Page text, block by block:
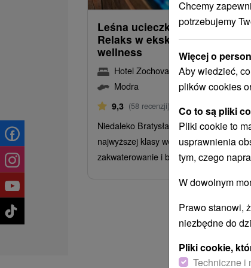
Leśna ucieczka dla ciała i
Relaks w ekskluzywnym
wellness
Hotel Zochova chata★★★★Modra
Modra
9,3 (58 recenzji) Od 2 Noce
Śniadanie
Niedaleko Bratysławy czeka na Ciebie
najwyższej klasy wellness, luksusowe
zakwaterowanie i boski spokój.
Chcemy
potrzebujemy
Więcej o
Aby wiedzieć,
plików cookies
Co to są pliki
Pliki cookie to
usprawnienia
tym, czego
W dowolnym
Prawo stanowi,
niezbędne do
Pliki cookie,
Techniczne i